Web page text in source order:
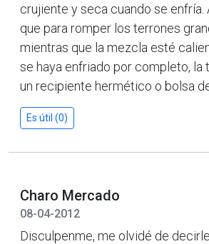
crujiente y seca cuando se enfría.
que para romper los terrones
mientras que la mezcla esté
se haya enfriado por completo, la
un recipiente hermético o bolsa
Es útil (0)
Charo Mercado
08-04-2012
Disculpenme, me olvidé de